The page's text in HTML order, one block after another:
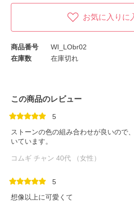
お気に入りに
商品番号
WI_LObr02
在庫数
在庫切れ
この商品のレビュー
5
ストーンの色の組み合わせが良いので
いています。
コムギ チャン 40代 （女性）
5
想像以上に可愛くて